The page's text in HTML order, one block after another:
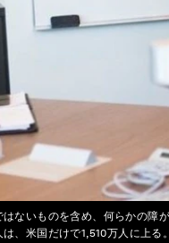
ないものを含め、何らかの障
、米国だけで1,510万人に上る。